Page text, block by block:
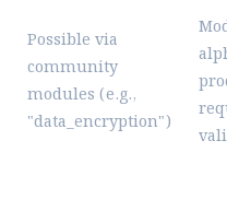
Possible via
community
modules (e.g.,
"data_encryption")